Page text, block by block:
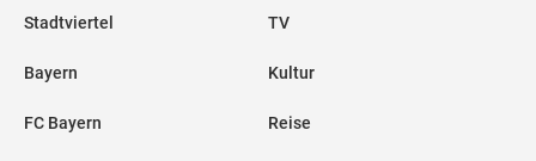
Stadtviertel
Bayern
FC Bayern
TV
Kultur
Reise